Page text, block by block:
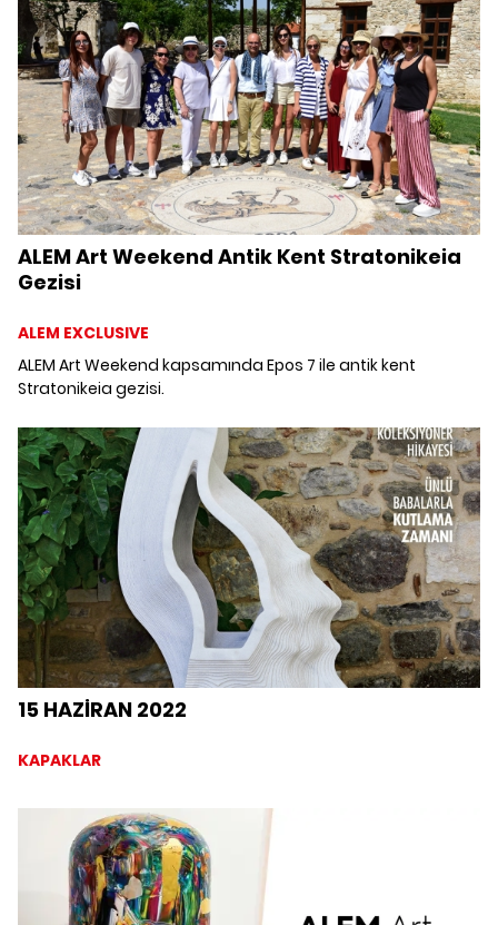
ALEM Art Weekend Antik Kent Stratonikeia
Gezisi
ALEM EXCLUSIVE
ALEM Art Weekend kapsamında Epos 7 ile antik kent
Stratonikeia gezisi.
15 HAZİRAN 2022
KAPAKLAR